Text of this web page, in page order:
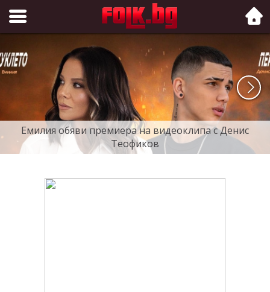
Folk.bg
Емилия обяви премиера на видеоклипа с Денис
Теофиков